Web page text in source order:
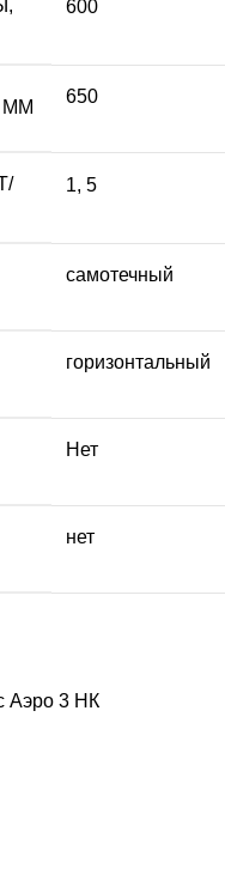
600
ММ
650
1, 5
самотечный
горизонтальный
Нет
нет
Аэро 3 НК